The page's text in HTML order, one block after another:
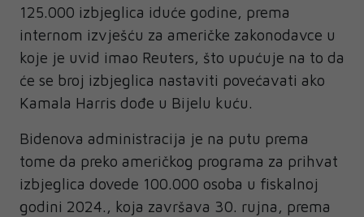
125.000 izbjeglica iduće godine, prema
internom izvješću za američke zakonodavce u
koje je uvid imao Reuters, što upućuje na to da
će se broj izbjeglica nastaviti povećavati ako
Kamala Harris dođe u Bijelu kuću.
Bidenova administracija je na putu prema
tome da preko američkog programa za prihvat
izbjeglica dovede 100.000 osoba u fiskalnoj
godini 2024., koja završava 30. rujna, prema